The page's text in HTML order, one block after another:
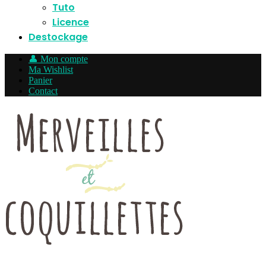
Tuto
Licence
Destockage
👤 Mon compte
Ma Wishlist
Panier
Contact